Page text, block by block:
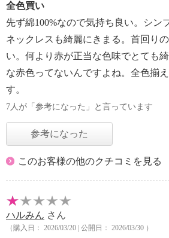
全色買い
先ず綿100%なので気持ち良い。シン
ネックレスも綺麗にきまる。首回り
い。何より赤が正当な色味でとても
な赤色ってないんですよね。全色揃
す。
7人が「参考になった」と言っています
参考になった
このお客様の他のクチコミを見る
ハルみん さん
（購入日： 2026/03/20 | 公開日： 2026/03/30 ）